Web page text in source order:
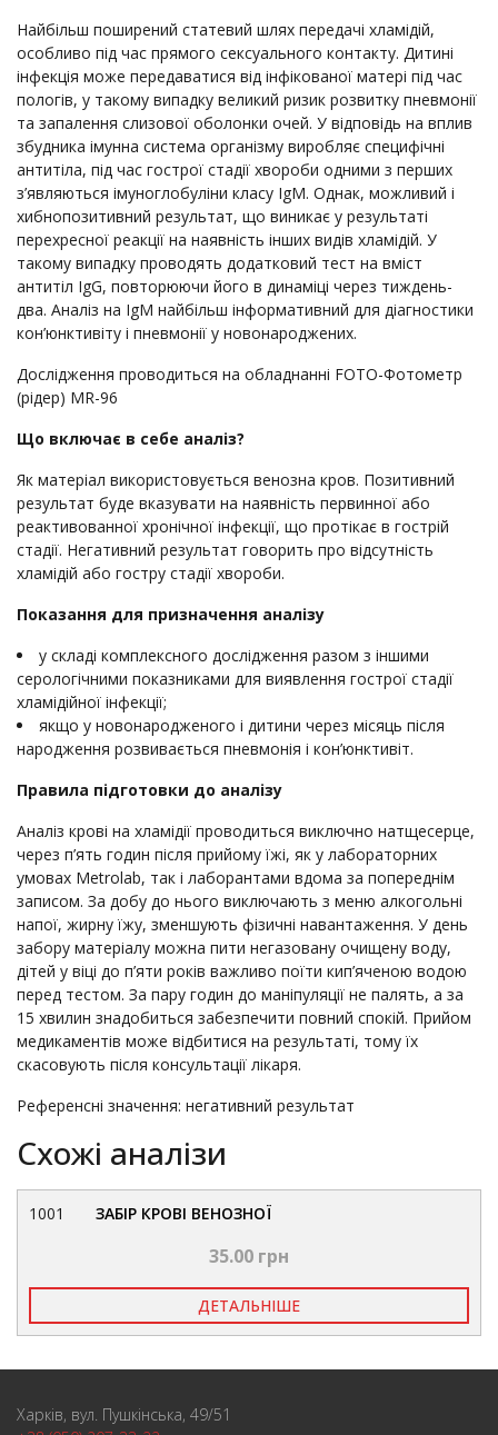
Найбільш поширений статевий шлях передачі хламідій,
особливо під час прямого сексуального контакту. Дитині
інфекція може передаватися від інфікованої матері під час
пологів, у такому випадку великий ризик розвитку пневмонії
та запалення слизової оболонки очей. У відповідь на вплив
збудника імунна система організму виробляє специфічні
антитіла, під час гострої стадії хвороби одними з перших
з’являються імуноглобуліни класу IgM. Однак, можливий і
хибнопозитивний результат, що виникає у результаті
перехресної реакції на наявність інших видів хламідій. У
такому випадку проводять додатковий тест на вміст
антитіл IgG, повторюючи його в динаміці через тиждень-
два. Аналіз на IgM найбільш інформативний для діагностики
кон’юнктивіту і пневмонії у новонароджених.
Дослідження проводиться на обладнанні FOTO-Фотометр
(рідер) MR-96
Що включає в себе аналіз?
Як матеріал використовується венозна кров. Позитивний
результат буде вказувати на наявність первинної або
реактивованної хронічної інфекції, що протікає в гострій
стадії. Негативний результат говорить про відсутність
хламідій або гостру стадії хвороби.
Показання для призначення аналізу
у складі комплексного дослідження разом з іншими
серологічними показниками для виявлення гострої стадії
хламідійної інфекції;
якщо у новонародженого і дитини через місяць після
народження розвивається пневмонія і кон’юнктивіт.
Правила підготовки до аналізу
Аналіз крові на хламідії проводиться виключно натщесерце,
через п’ять годин після прийому їжі, як у лабораторних
умовах Metrolab, так і лаборантами вдома за попереднім
записом. За добу до нього виключають з меню алкогольні
напої, жирну їжу, зменшують фізичні навантаження. У день
забору матеріалу можна пити негазовану очищену воду,
дітей у віці до п’яти років важливо поїти кип’яченою водою
перед тестом. За пару годин до маніпуляції не палять, а за
15 хвилин знадобиться забезпечити повний спокій. Прийом
медикаментів може відбитися на результаті, тому їх
скасовують після консультації лікаря.
Референсні значення: негативний результат
Схожі аналізи
1001 ЗАБІР КРОВІ ВЕНОЗНОЇ
35.00 грн
ДЕТАЛЬНІШЕ
Харків, вул. Пушкінська, 49/51